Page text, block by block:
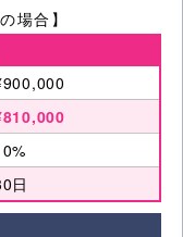
場合】
日